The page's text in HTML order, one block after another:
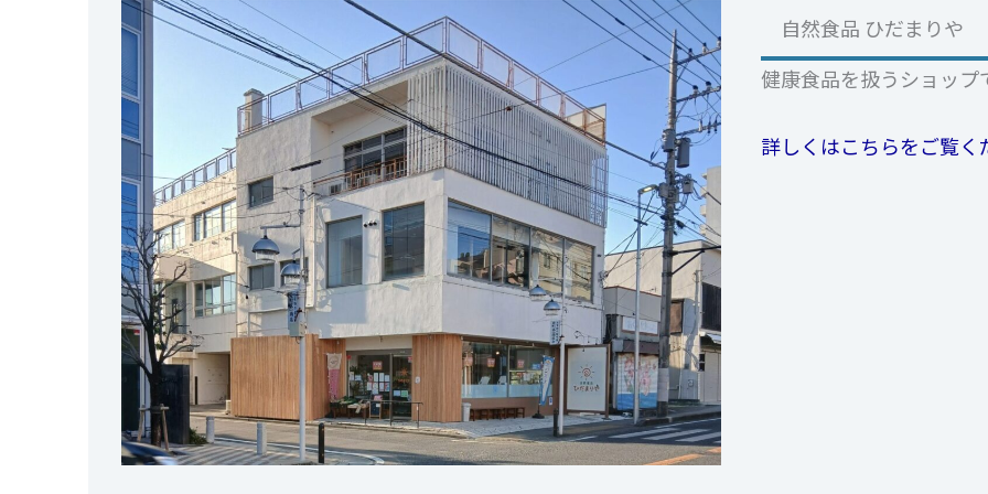
自然食品 ひだまりや
健康食品を扱うショップ
詳しくはこちらをご覧く